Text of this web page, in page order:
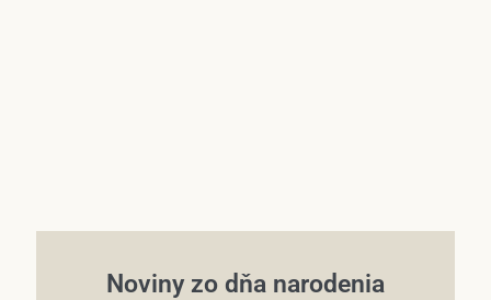
Noviny zo dňa narodenia